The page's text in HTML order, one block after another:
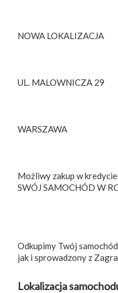
NOWA LOKALIZACJA
UL. MALOWNICZA 29
WARSZAWA
Możliwy zakup w
SWÓJ SAMOCHÓD W
Odkupimy Twój
jak i sprowadzony z
Lokalizacja